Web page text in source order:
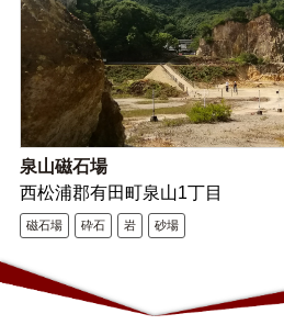
泉山磁石場
西松浦郡有田町泉山1丁目
磁石場 砕石 岩 砂場